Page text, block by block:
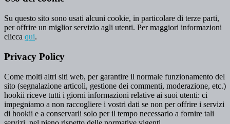
Su questo sito sono usati alcuni cookie, in particolare di terze parti,
per offrire un miglior servizio agli utenti. Per maggiori informazioni
clicca qui.
Privacy Policy
Come molti altri siti web, per garantire il normale funzionamento del
sito (segnalazione articoli, gestione dei commenti, moderazione, etc.)
hookii riceve tutti i giorni informazioni relative ai suoi utenti: ci
impegniamo a non raccogliere i vostri dati se non per offrire i servizi
di hookii e a conservarli solo per il tempo necessario a fornire tali